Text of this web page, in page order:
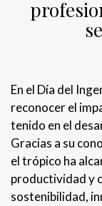
En el Día del
reconocer el
tenido en el
Gracias a su
el trópico ha
productividad y
sostenibilidad,